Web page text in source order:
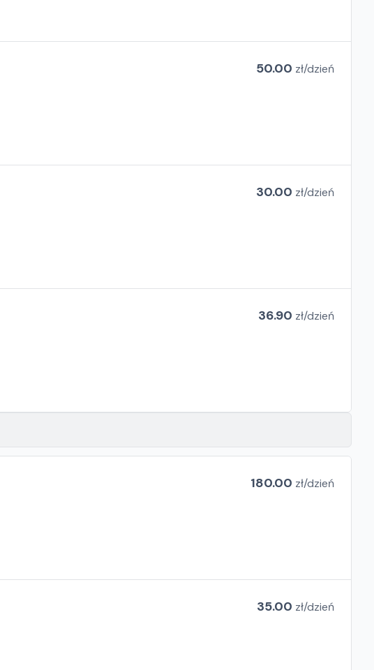
50.00 zł/dzień
30.00 zł/dzień
36.90 zł/dzień
180.00 zł/dzień
35.00 zł/dzień